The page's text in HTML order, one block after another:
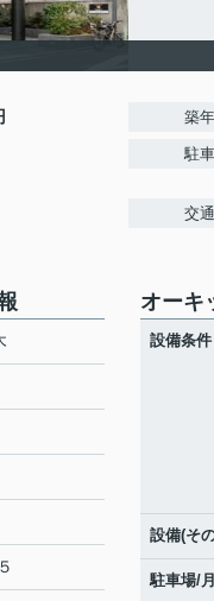
築年
駐車
交通
オーキ
設備条件
設備(そ
駐車場/